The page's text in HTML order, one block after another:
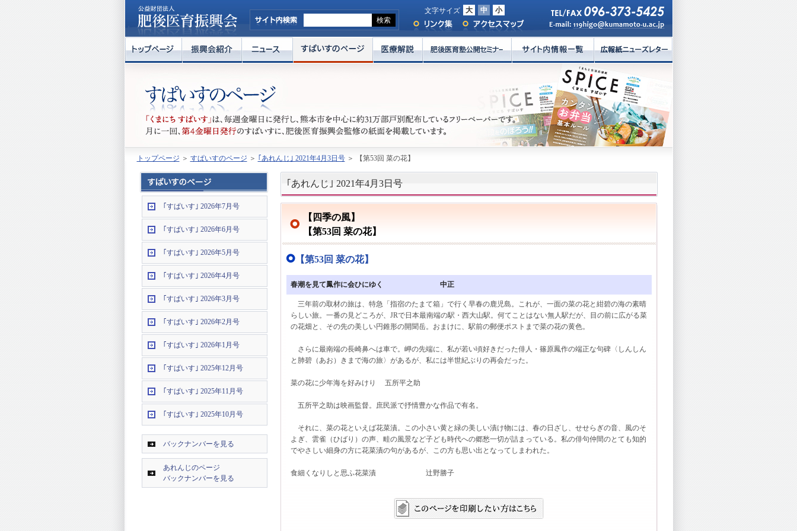
文字サイズ 大 中 小
トップページ ＞ すぱいすのページ ＞ ｢あれんじ｣ 2021年4月3日号＞ 【第53回 菜の花】
｢すぱいす｣ 2026年7月号
｢すぱいす｣ 2026年6月号
｢すぱいす｣ 2026年5月号
｢すぱいす｣ 2026年4月号
｢すぱいす｣ 2026年3月号
｢すぱいす｣ 2026年2月号
｢すぱいす｣ 2026年1月号
｢すぱいす｣ 2025年12月号
｢すぱいす｣ 2025年11月号
｢すぱいす｣ 2025年10月号
バックナンバーを見る
あれんじのページ
バックナンバーを見る
｢あれんじ｣ 2021年4月3日号
【四季の風】
【第53回 菜の花】
【第53回 菜の花】
春潮を見て鳳作に会ひにゆく 中正
三年前の取材の旅は、特急「指宿のたまて箱」で行く早春の鹿児島。これが、一面の菜の花と紺碧の海の素晴
らしい旅。一番の見どころが、JRで日本最南端の駅・西大山駅。何てことはない無人駅だが、目の前に広がる菜
の花畑と、その先の美しい円錐形の開聞岳。おまけに、駅前の郵便ポストまで菜の花の黄色。
さらに最南端の長崎鼻へは車で。岬の先端に、私が若い頃好きだった俳人・篠原鳳作の端正な句碑〈しんしん
と肺碧（あお）きまで海の旅〉があるが、私には半世紀ぶりの再会だった。
菜の花に少年海を好みけり 五所平之助
五所平之助は映画監督。庶民派で抒情豊かな作品で有名。
それに、菜の花といえば花菜漬。この小さい黄と緑の美しい漬け物には、春の日ざし、せせらぎの音、風のそ
よぎ、雲雀（ひばり）の声、畦の風景など子ども時代への郷愁一切が詰まっている。私の俳句仲間のとても知的
でやさしい細身の方に花菜漬の句があるが、この方も思い出となってしまわれた。
食細くなりしと思ふ花菜漬 辻野勝子